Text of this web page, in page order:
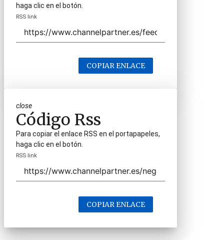
haga clic en el botón.
RSS link
COPIAR ENLACE
close
Código Rss
Para copiar el enlace RSS en el portapapeles,
haga clic en el botón.
RSS link
COPIAR ENLACE